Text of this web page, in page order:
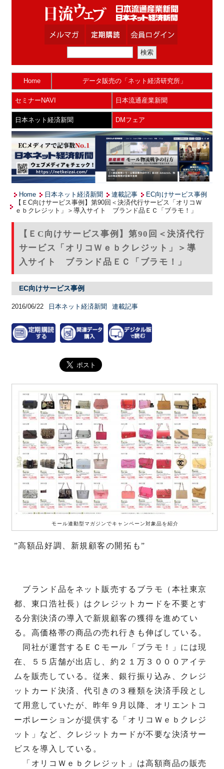
Home データ販売の「ネット経済研究所」
セミナーNAVI 日本流通産業新聞
日本ネット経済新聞 DMフェア
Home 日本ネット経済新聞 連載記事
EC向けサービス事例
【ＥC向けサービス事例】第90回＜決済代行サービス「オリコＷ
ｅｂクレジット」＞導入サイト ブランド品ＥＣ「ブラモ！」
【ＥC向けサービス事例】第90回＜決済代行
サービス「オリコＷｅｂクレジット」＞導
入サイト ブランド品ＥＣ「ブラモ！」
EC向けサービス事例
2016/06/22 日本ネット経済新聞 連載記事
モール連動型マガジンでキャンペーン対象品を紹介
”高額品好調、新規顧客の開拓も”
ブランド品をネット販売するブラモ（本社東京
都、東口浩社長）はクレジットカードを不要とす
る分割決済の導入で新規顧客の獲得を進めてい
る。高価格帯の商品の売れ行きも伸ばしている。
同社が運営するＥＣモール「ブラモ！」には現
在、５５店舗が出店し、約２１万３０００アイテ
ムを販売している。従来、銀行振り込み、クレジ
ットカード決済、代引きの３種類を決済手段とし
て用意していたが、昨年９月以降、オリエントコ
ーポレーションが提供する「オリコＷｅｂクレジ
ット」など、クレジットカードが不要な決済サー
ビスを導入している。
「オリコＷｅｂクレジット」は高額商品の販売